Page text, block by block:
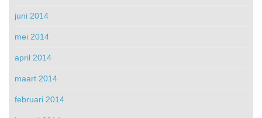
juni 2014
mei 2014
april 2014
maart 2014
februari 2014